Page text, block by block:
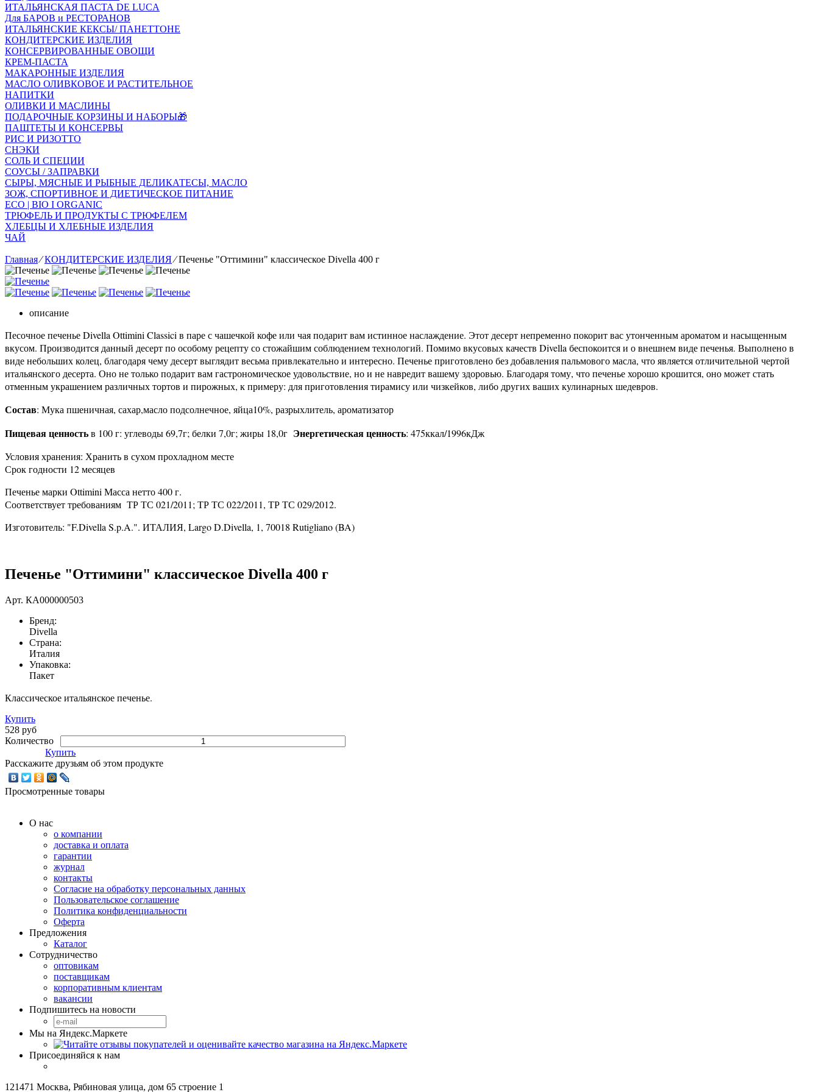
ИТАЛЬЯНСКАЯ ПАСТА DE LUCA
Для БАРОВ и РЕСТОРАНОВ
ИТАЛЬЯНСКИЕ КЕКСЫ/ ПАНЕТТОНЕ
КОНДИТЕРСКИЕ ИЗДЕЛИЯ
КОНСЕРВИРОВАННЫЕ ОВОЩИ
КРЕМ-ПАСТА
МАКАРОННЫЕ ИЗДЕЛИЯ
МАСЛО ОЛИВКОВОЕ И РАСТИТЕЛЬНОЕ
НАПИТКИ
ОЛИВКИ И МАСЛИНЫ
ПОДАРОЧНЫЕ КОРЗИНЫ И НАБОРЫ🎁
ПАШТЕТЫ И КОНСЕРВЫ
РИС И РИЗОТТО
СНЭКИ
СОЛЬ И СПЕЦИИ
СОУСЫ / ЗАПРАВКИ
СЫРЫ, МЯСНЫЕ И РЫБНЫЕ ДЕЛИКАТЕСЫ, МАСЛО
ЗОЖ, СПОРТИВНОЕ И ДИЕТИЧЕСКОЕ ПИТАНИЕ
ECO | BIO I ORGANIC
ТРЮФЕЛЬ И ПРОДУКТЫ С ТРЮФЕЛЕМ
ХЛЕБЦЫ И ХЛЕБНЫЕ ИЗДЕЛИЯ
ЧАЙ
Главная⁄КОНДИТЕРСКИЕ ИЗДЕЛИЯ ⁄ Печенье "Оттимини" классическое Divella 400 г
описание
Песочное печенье Divella Ottimini Classici в паре с чашечкой кофе или чая подарит вам истинное наслаждение. Этот десерт непременно покорит вас утонченным ароматом и насыщенным
вкусом. Производится данный десерт по особому рецепту со стожайшим соблюдением технологий. Помимо вкусовых качеств Divella беспокоится и о внешнем виде печенья. Выполнено в
виде небольших колец, благодаря чему десерт выглядит весьма привлекательно и интересно. Печенье приготовлено без добавления пальмового масла, что является отличительной чертой
итальянского десерта. Оно не только подарит вам гастрономическое удовольствие, но и не навредит вашему здоровью. Благодаря тому, что печенье хорошо крошится, оно может стать
отменным украшением различных тортов и пирожных, к примеру: для приготовления тирамису или чизкейков, либо других ваших кулинарных шедевров.
Состав: Мука пшеничная, сахар,масло подсолнечное, яйца10%, разрыхлитель, ароматизатор
Пищевая ценностьв 100 г: углеводы 69,7г; белки 7,0г; жиры 18,0г Энергетическая ценность: 475ккал/1996кДж
Условия хранения: Хранить в сухом прохладном месте
Срок годности 12 месяцев
Печенье марки Ottimini Масса нетто 400 г.
Соответствует требованиям ТР ТС 021/2011; ТР ТС 022/2011, ТР ТС 029/2012.
Изготовитель: "F.Divella S.p.A.". ИТАЛИЯ, Largo D.Divella, 1, 70018 Rutigliano (BA)
Печенье "Оттимини" классическое Divella 400 г
Арт. КА000000503
Бренд:
Divella
Страна:
Италия
Упаковка:
Пакет
Классическое итальянское печенье.
Купить
528 руб
Количество
Купить
Расскажите друзьям об этом продукте
Просмотренные товары
О нас
о компании
доставка и оплата
гарантии
журнал
контакты
Согласие на обработку персональных данных
Пользовательское соглашение
Политика конфиденциальности
Оферта
Предложения
Каталог
Сотрудничество
оптовикам
поставщикам
корпоративным клиентам
вакансии
Подпишитесь на новости
Мы на Яндекс.Маркете
Присоединяйся к нам
121471 Москва, Рябиновая улица, дом 65 строение 1